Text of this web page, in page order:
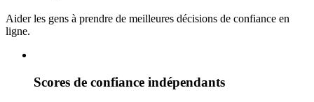
Aider les gens à prendre de meilleures décisions de confiance en
ligne.
Scores de confiance indépendants